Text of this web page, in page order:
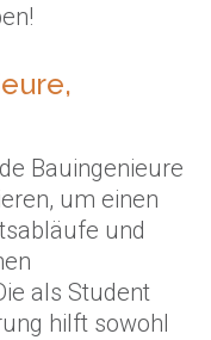
Bauingenieure
um einen
und
als Student
hilft sowohl